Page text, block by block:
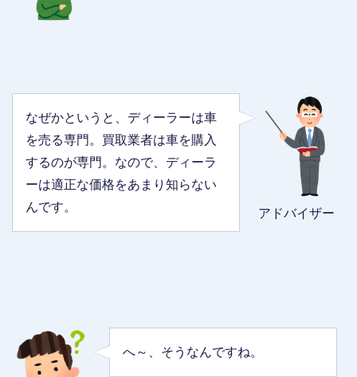
アドバイザー
なぜかというと、ディーラーは車
を売る専門。買取業者は車を購入
するのが専門。なので、ディーラ
ーは適正な価格をあまり知らない
んです。
へ～、そうなんですね。